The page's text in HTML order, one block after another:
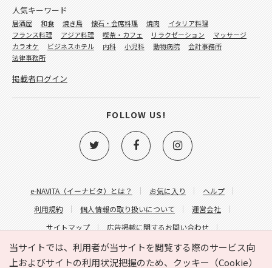
当サイトでは、利用者が当サイトを閲覧する際のサービス向
上およびサイトの利用状況把握のため、クッキー（Cookie）
e-NAVITA（イーナビタ）とは？ お気に入り
ヘルプ
利用規約
個人情報の取り扱いについて
運営会社
サイトマップ
広告掲載に関するお問い合わせ
サイトの内容に関するお問い合わせ
人気キーワード
居酒屋 和食 焼き鳥 懐石・会席料理 焼肉
イタリア料理
フランス料理
アジア料理 喫茶・カフェ リラクゼーション
マッサージ
カラオケ
ビジネスホテル 内科 小児科 動物病院
会計事務所
法律事務所
掲載者ログイン
FOLLOW US!